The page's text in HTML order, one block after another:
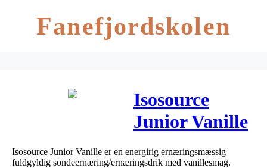
Fanefjordskolen
Isosource
Junior Vanille
250 ml
Isosource Junior Vanille er en energirig ernæringsmæssig
fuldgyldig sondeernæring/ernæringsdrik med vanillesmag.